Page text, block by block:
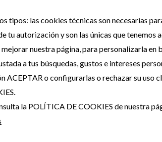
CAMISETAS ESCOTE PICO
Los campos obligatorios están
tipos: las cookies técnicas son necesarias
tu autorización y son las únicas que tenemos
nuestra página, para personalizarla en
a tus búsquedas, gustos e intereses
ACEPTAR o configurarlas o rechazar su uso
la POLÍTICA DE COOKIES de nuestra